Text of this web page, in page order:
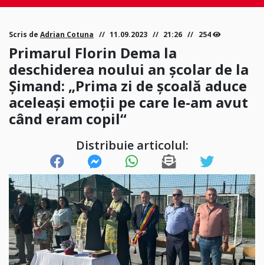
Scris de Adrian Cotuna 11.09.2023 21:26 254
Primarul Florin Dema la
deschiderea noului an școlar de la
Șimand: „Prima zi de școală aduce
aceleași emoții pe care le-am avut
când eram copil“
Distribuie articolul: